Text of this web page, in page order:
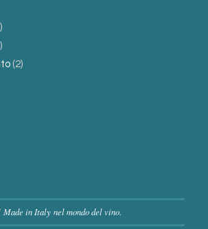
(2)
in Italy nel mondo del vino.